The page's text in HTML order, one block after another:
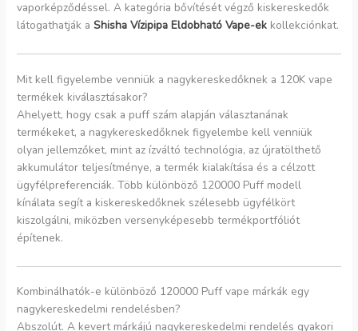
vaporképződéssel. A kategória bővítését végző kiskereskedők
látogathatják aShisha Vízipipa Eldobható Vape-ek kollekciónkat.
Mit kell figyelembe venniük a nagykereskedőknek a 120K vape
termékek kiválasztásakor?
Ahelyett, hogy csak a puff szám alapján választanának
termékeket, a nagykereskedőknek figyelembe kell venniük
olyan jellemzőket, mint az ízváltó technológia, az újratölthető
akkumulátor teljesítménye, a termék kialakítása és a célzott
ügyfélpreferenciák. Több különböző 120000 Puff modell
kínálata segít a kiskereskedőknek szélesebb ügyfélkört
kiszolgálni, miközben versenyképesebb termékportfóliót
építenek.
Kombinálhatók-e különböző 120000 Puff vape márkák egy
nagykereskedelmi rendelésben?
Abszolút. A kevert márkájú nagykereskedelmi rendelés gyakori